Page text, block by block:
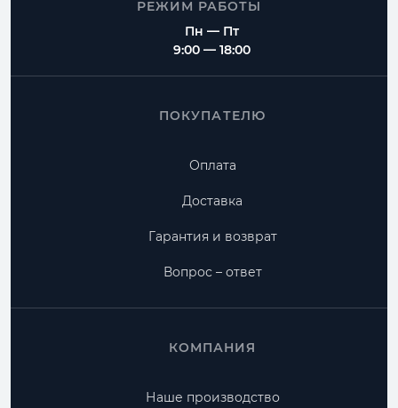
РЕЖИМ РАБОТЫ
Пн — Пт
9:00 — 18:00
ПОКУПАТЕЛЮ
Оплата
Доставка
Гарантия и возврат
Вопрос – ответ
КОМПАНИЯ
Наше производство